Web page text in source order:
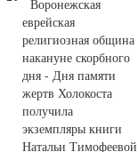
Воронежская
еврейская
религиозная община
накануне скорбного
дня - Дня памяти
жертв Холокоста
получила
экземпляры книги
Натальи Тимофеевой